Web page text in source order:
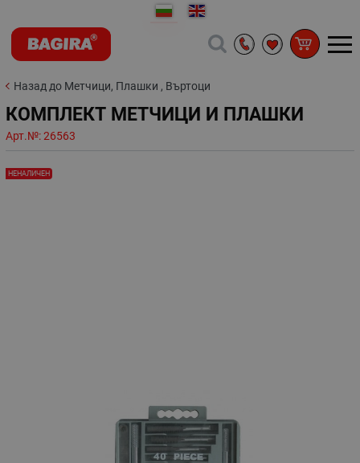
Назад до Метчици, Плашки , Въртоци
КОМПЛЕКТ МЕТЧИЦИ И ПЛАШКИ
Арт.№:26563
НЕНАЛИЧЕН